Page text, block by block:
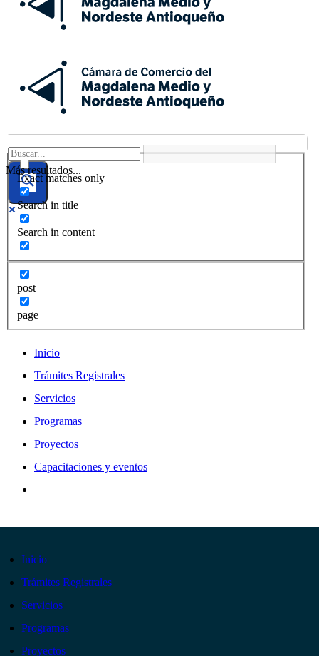
Más resultados...
Exact matches only
Search in title
Search in content
post
page
Inicio
Trámites Registrales
Servicios
Programas
Proyectos
Capacitaciones y eventos
Inicio
Trámites Registrales
Servicios
Programas
Proyectos